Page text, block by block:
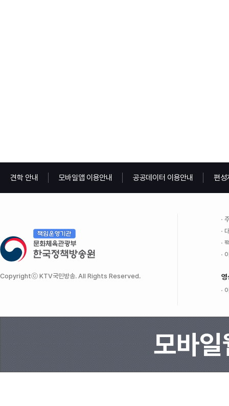
견학 안내 모바일앱 이용안내 공공데이터 이용안내 편성
Copyrightⓒ KTV국민방송. All Rights Reserved. 영
모바